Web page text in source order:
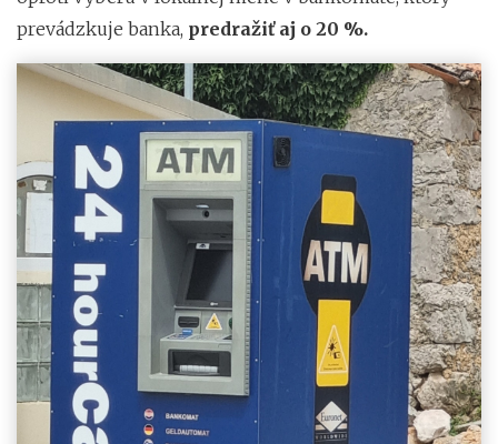
prevádzkuje banka, predražiť aj o 20 %.